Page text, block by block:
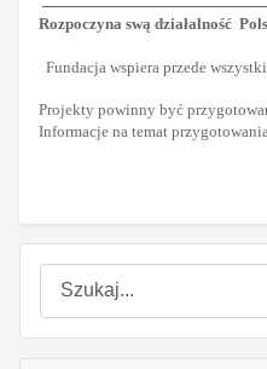
Szukaj
Rozpoczyna swą działalność
Fundacja wspiera przede
Projekty powinny być
Informacje na temat
software